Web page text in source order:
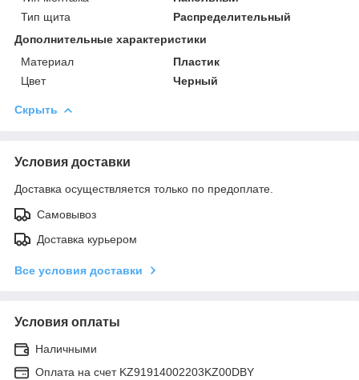
Тип щита
Распределительный
Дополнительные характеристики
Материал
Пластик
Цвет
Черный
Скрыть
Условия доставки
Доставка осуществляется только по предоплате.
Самовывоз
Доставка курьером
Все условия доставки
Условия оплаты
Наличными
Оплата на счет KZ91914002203KZ00DBY